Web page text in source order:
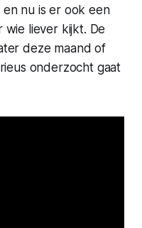
nu is er ook een
wie liever kijkt. De
deze maand of
onderzocht gaat